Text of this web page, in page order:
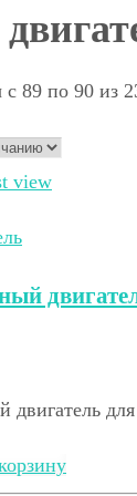
89 по 90 из
view
двигатель